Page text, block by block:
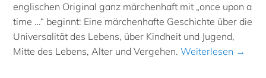
englischen Original ganz märchenhaft mit „once upon a
time …“ beginnt: Eine märchenhafte Geschichte über die
Universalität des Lebens, über Kindheit und Jugend,
Mitte des Lebens, Alter und Vergehen.Weiterlesen →